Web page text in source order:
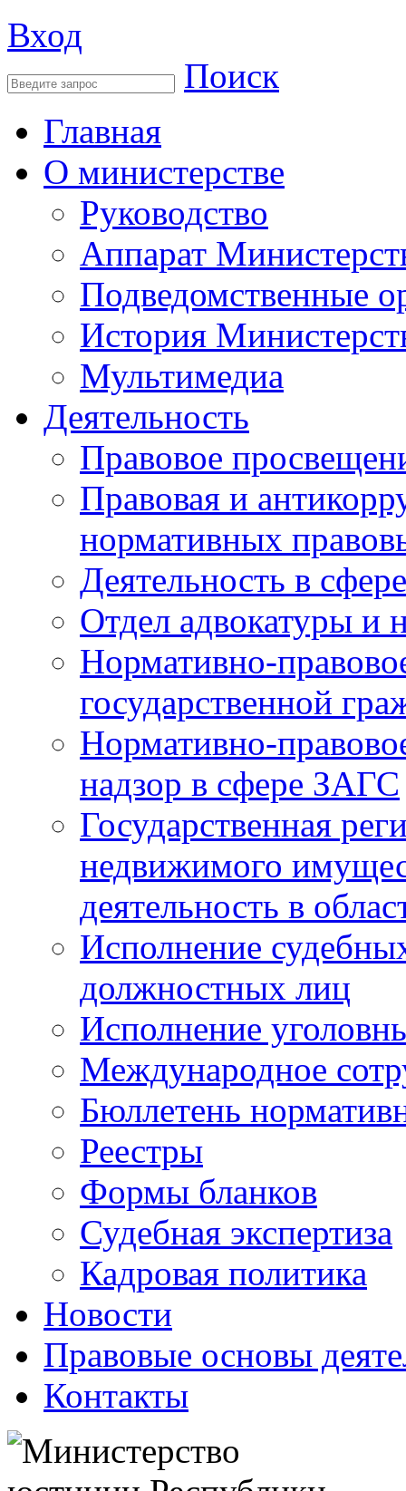
Вход
Поиск
Главная
О министерстве
Руководство
Аппарат
Подведомственные
История
Мультимедиа
Деятельность
Правовое
Правовая и
нормативных
Деятельность в
Отдел адвокатуры и
Нормативно-
государственной
Нормативно-
надзор в сфере ЗАГС
Государственная
недвижимого
деятельность в
Исполнение
должностных лиц
Исполнение
Международное
Бюллетень
Реестры
Формы бланков
Судебная экспертиза
Кадровая политика
Новости
Правовые основы
Контакты